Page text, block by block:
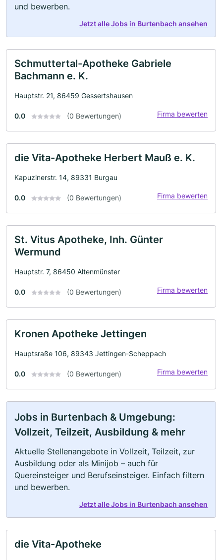
und bewerben.
Jetzt alle Jobs in Burtenbach ansehen
Schmuttertal-Apotheke Gabriele
Bachmann e. K.
Hauptstr. 21, 86459 Gessertshausen
0.0 (0 Bewertungen) Firma bewerten
die Vita-Apotheke Herbert Mauß e. K.
Kapuzinerstr. 14, 89331 Burgau
0.0 (0 Bewertungen) Firma bewerten
St. Vitus Apotheke, Inh. Günter
Wermund
Hauptstr. 7, 86450 Altenmünster
0.0 (0 Bewertungen) Firma bewerten
Kronen Apotheke Jettingen
Hauptsraße 106, 89343 Jettingen-Scheppach
0.0 (0 Bewertungen) Firma bewerten
Jobs in Burtenbach & Umgebung:
Vollzeit, Teilzeit, Ausbildung & mehr
Aktuelle Stellenangebote in Vollzeit, Teilzeit, zur
Ausbildung oder als Minijob – auch für
Quereinsteiger und Berufseinsteiger. Einfach filtern
und bewerben.
Jetzt alle Jobs in Burtenbach ansehen
die Vita-Apotheke